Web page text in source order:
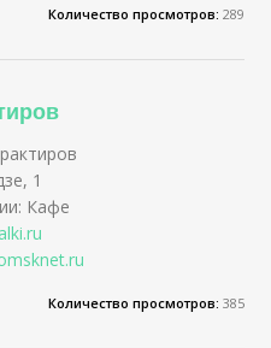
Количество просмотров: 289
1
Кафе
Количество просмотров: 385